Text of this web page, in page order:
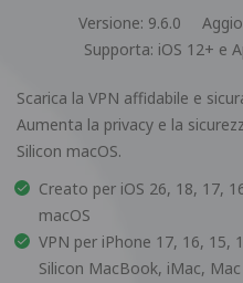
Versione: 9.6.0
Supporta: iOS 12+ e
Scarica la VPN affidabile e
Aumenta la privacy e la
Silicon macOS.
Creato per iOS 26, 18, 17,
macOS
VPN per iPhone 17, 16, 15,
Silicon MacBook, iMac,